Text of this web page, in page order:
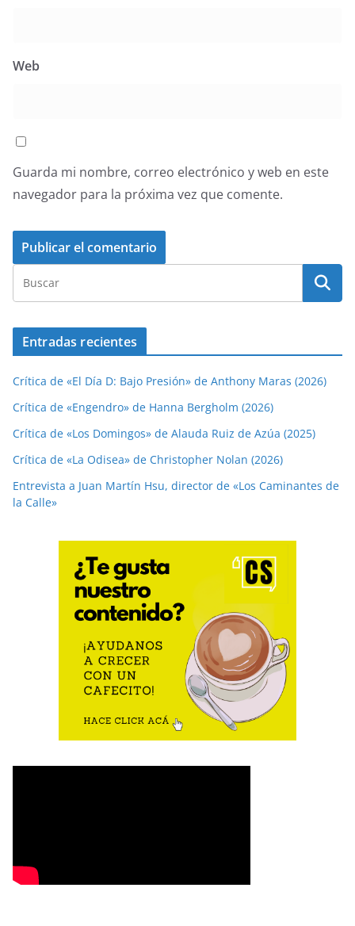
Web
Guarda mi nombre, correo electrónico y web en este
navegador para la próxima vez que comente.
Entradas recientes
Crítica de «El Día D: Bajo Presión» de Anthony Maras (2026)
Crítica de «Engendro» de Hanna Bergholm (2026)
Crítica de «Los Domingos» de Alauda Ruiz de Azúa (2025)
Crítica de «La Odisea» de Christopher Nolan (2026)
Entrevista a Juan Martín Hsu, director de «Los Caminantes de
la Calle»